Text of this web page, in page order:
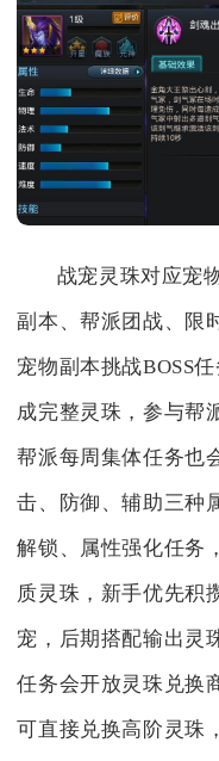
战宠灵珠对应宠
副本、帮派团战、限
宠物副本挑战BOSS
成完整灵珠，参与帮
帮派每周集体任务也
击、防御、辅助三种
解锁、属性强化任务
质灵珠，新手优先积
宠，后期搭配输出灵
任务会开放灵珠兑换
可直接兑换高阶灵珠